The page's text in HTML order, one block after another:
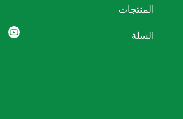
المنتجات
السلة